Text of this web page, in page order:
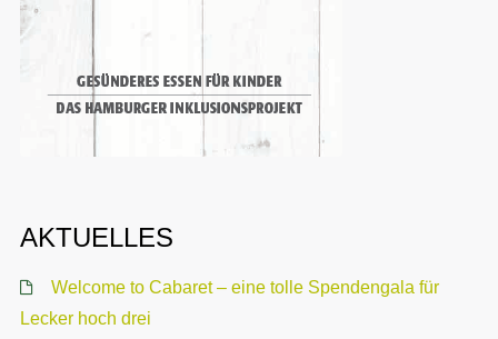
AKTUELLES
Welcome to Cabaret – eine tolle Spendengala für
Lecker hoch drei